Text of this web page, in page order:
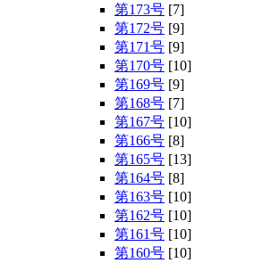
第173号 [7]
第172号 [9]
第171号 [9]
第170号 [10]
第169号 [9]
第168号 [7]
第167号 [10]
第166号 [8]
第165号 [13]
第164号 [8]
第163号 [10]
第162号 [10]
第161号 [10]
第160号 [10]